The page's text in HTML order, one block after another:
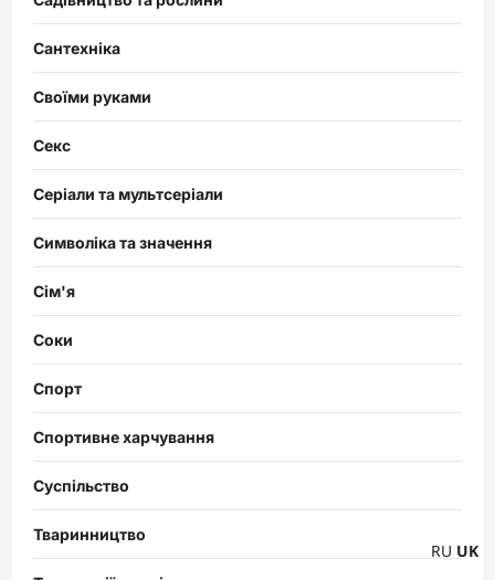
Сантехніка
Своїми руками
Секс
Серіали та мультсеріали
Символіка та значення
Сім'я
Соки
Спорт
Спортивне харчування
Суспільство
Тваринництво
RU UK